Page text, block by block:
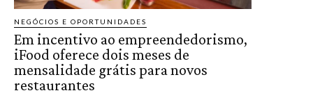
NEGÓCIOS E OPORTUNIDADES
Em incentivo ao empreendedorismo,
iFood oferece dois meses de
mensalidade grátis para novos
restaurantes